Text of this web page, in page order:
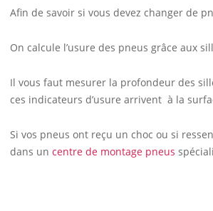
Afin de savoir si vous devez changer de
On calcule l’usure des pneus grâce aux
Il vous faut mesurer la profondeur des
ces indicateurs d’usure arrivent à la
Si vos pneus ont reçu un choc ou si
dans un centre de montage pneus